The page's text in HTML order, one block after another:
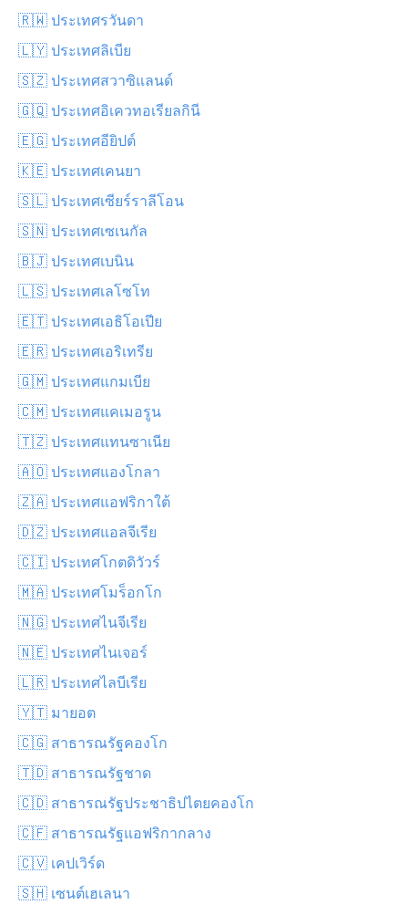
🇷🇼 ประเทศรวันดา
🇱🇾 ประเทศลิเบีย
🇸🇿 ประเทศสวาซิแลนด์
🇬🇶 ประเทศอิเควทอเรียลกินี
🇪🇬 ประเทศอียิปต์
🇰🇪 ประเทศเคนยา
🇸🇱 ประเทศเซียร์ราลีโอน
🇸🇳 ประเทศเซเนกัล
🇧🇯 ประเทศเบนิน
🇱🇸 ประเทศเลโซโท
🇪🇹 ประเทศเอธิโอเปีย
🇪🇷 ประเทศเอริเทรีย
🇬🇲 ประเทศแกมเบีย
🇨🇲 ประเทศแคเมอรูน
🇹🇿 ประเทศแทนซาเนีย
🇦🇴 ประเทศแองโกลา
🇿🇦 ประเทศแอฟริกาใต้
🇩🇿 ประเทศแอลจีเรีย
🇨🇮 ประเทศโกตดิวัวร์
🇲🇦 ประเทศโมร็อกโก
🇳🇬 ประเทศไนจีเรีย
🇳🇪 ประเทศไนเจอร์
🇱🇷 ประเทศไลบีเรีย
🇾🇹 มายอต
🇨🇬 สาธารณรัฐคองโก
🇹🇩 สาธารณรัฐชาด
🇨🇩 สาธารณรัฐประชาธิปไตยคองโก
🇨🇫 สาธารณรัฐแอฟริกากลาง
🇨🇻 เคปเวิร์ด
🇸🇭 เซนต์เฮเลนา